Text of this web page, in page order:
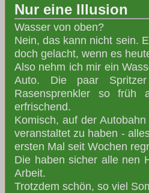
Nur eine Illusion
Wasser von oben?
Nein, das kann nicht sein.
doch gelacht, wenn es
Also nehm ich mir ein
Auto. Die paar
Rasensprenkler so
erfrischend.
Komisch, auf der
veranstaltet zu haben -
ersten Mal seit Wochen
Die haben sicher alle nen
Arbeit.
Trotzdem schön, so viel